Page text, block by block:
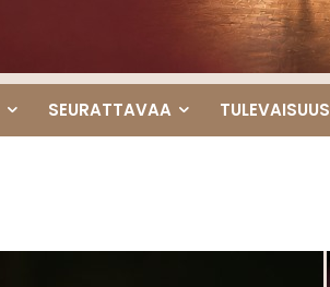
SEURATTAVAA TULEVAISUUS